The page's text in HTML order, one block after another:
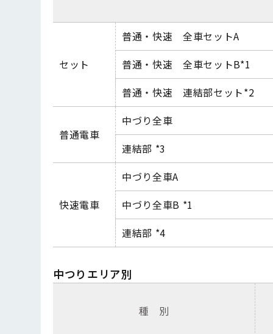
セット
普通・快速 全車セットA
普通・快速 全車セットB*1
普通・快速 連結部セット*2
普通電車
中づり全車
連結部 *3
快速電車
中づり全車A
中づり全車B *1
連結部 *4
中つりエリア別
種 別